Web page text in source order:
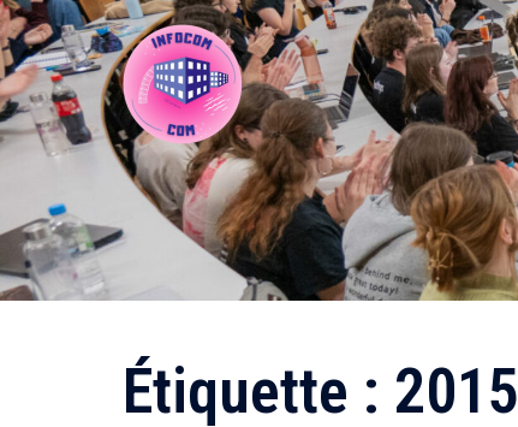
Aller
au
contenu
Étiquette : 2015